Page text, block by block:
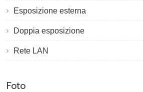
Esposizione esterna
Doppia esposizione
Rete LAN
Foto